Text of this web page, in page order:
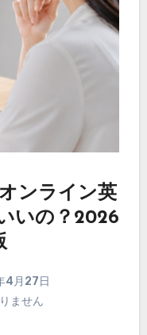
ンライン英
いの？2026
4月27日
ません